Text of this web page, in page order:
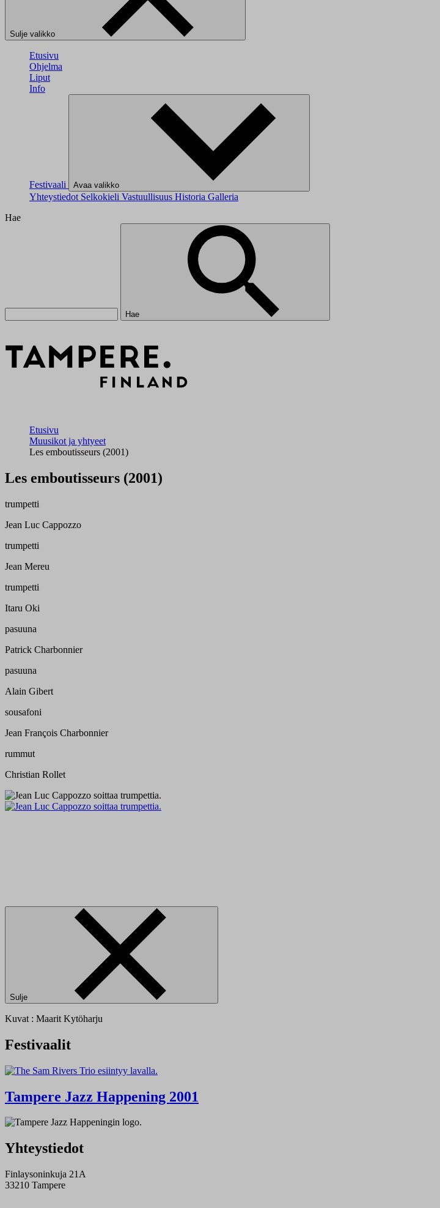
Sulje valikko
Etusivu
Ohjelma
Liput
Info
Festivaali Avaa valikko
Yhteystiedot Selkokieli Vastuullisuus Historia Galleria
Hae
Hae
Etusivu
Muusikot ja yhtyeet
Les emboutisseurs (2001)
Les emboutisseurs (2001)
trumpetti
Jean Luc Cappozzo
trumpetti
Jean Mereu
trumpetti
Itaru Oki
pasuuna
Patrick Charbonnier
pasuuna
Alain Gibert
sousafoni
Jean François Charbonnier
rummut
Christian Rollet
Sulje
Kuvat : Maarit Kytöharju
Festivaalit
Tampere Jazz Happening 2001
Yhteystiedot
Finlaysoninkuja 21A
33210 Tampere